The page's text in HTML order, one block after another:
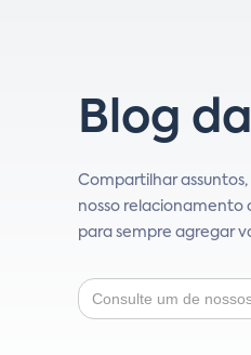
Blog
Compartilhar
nosso relacionamento
para sempre agregar